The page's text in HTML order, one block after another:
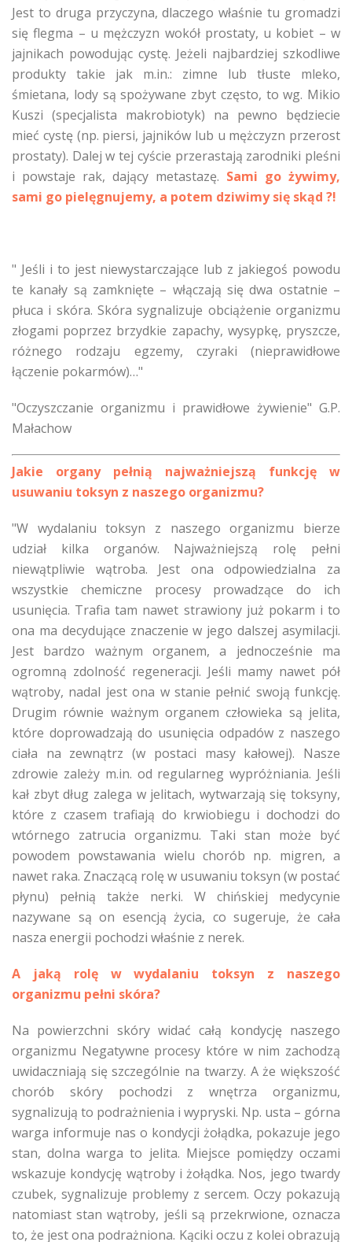
Jest to druga przyczyna, dlaczego właśnie tu gromadzi
się flegma – u mężczyzn wokół prostaty, u kobiet – w
jajnikach powodując cystę. Jeżeli najbardziej szkodliwe
produkty takie jak m.in.: zimne lub tłuste mleko,
śmietana, lody są spożywane zbyt często, to wg. Mikio
Kuszi (specjalista makrobiotyk) na pewno będziecie
mieć cystę (np. piersi, jajników lub u mężczyzn przerost
prostaty). Dalej w tej cyście przerastają zarodniki pleśni
i powstaje rak, dający metastazę. Sami go żywimy,
sami go pielęgnujemy, a potem dziwimy się skąd ?!
" Jeśli i to jest niewystarczające lub z jakiegoś powodu
te kanały są zamknięte – włączają się dwa ostatnie –
płuca i skóra. Skóra sygnalizuje obciążenie organizmu
złogami poprzez brzydkie zapachy, wysypkę, pryszcze,
różnego rodzaju egzemy, czyraki (nieprawidłowe
łączenie pokarmów)…"
"Oczyszczanie organizmu i prawidłowe żywienie" G.P.
Małachow
Jakie organy pełnią najważniejszą funkcję w
usuwaniu toksyn z naszego organizmu?
"W wydalaniu toksyn z naszego organizmu bierze
udział kilka organów. Najważniejszą rolę pełni
niewątpliwie wątroba. Jest ona odpowiedzialna za
wszystkie chemiczne procesy prowadzące do ich
usunięcia. Trafia tam nawet strawiony już pokarm i to
ona ma decydujące znaczenie w jego dalszej asymilacji.
Jest bardzo ważnym organem, a jednocześnie ma
ogromną zdolność regeneracji. Jeśli mamy nawet pół
wątroby, nadal jest ona w stanie pełnić swoją funkcję.
Drugim równie ważnym organem człowieka są jelita,
które doprowadzają do usunięcia odpadów z naszego
ciała na zewnątrz (w postaci masy kałowej). Nasze
zdrowie zależy m.in. od regularneg wypróżniania. Jeśli
kał zbyt dług zalega w jelitach, wytwarzają się toksyny,
które z czasem trafiają do krwiobiegu i dochodzi do
wtórnego zatrucia organizmu. Taki stan może być
powodem powstawania wielu chorób np. migren, a
nawet raka. Znaczącą rolę w usuwaniu toksyn (w postać
płynu) pełnią także nerki. W chińskiej medycynie
nazywane są on esencją życia, co sugeruje, że cała
nasza energii pochodzi właśnie z nerek.
A jaką rolę w wydalaniu toksyn z naszego
organizmu pełni skóra?
Na powierzchni skóry widać całą kondycję naszego
organizmu Negatywne procesy które w nim zachodzą
uwidaczniają się szczególnie na twarzy. A że większość
chorób skóry pochodzi z wnętrza organizmu,
sygnalizują to podrażnienia i wypryski. Np. usta – górna
warga informuje nas o kondycji żołądka, pokazuje jego
stan, dolna warga to jelita. Miejsce pomiędzy oczami
wskazuje kondycję wątroby i żołądka. Nos, jego twardy
czubek, sygnalizuje problemy z sercem. Oczy pokazują
natomiast stan wątroby, jeśli są przekrwione, oznacza
to, że jest ona podrażniona. Kąciki oczu z kolei obrazują